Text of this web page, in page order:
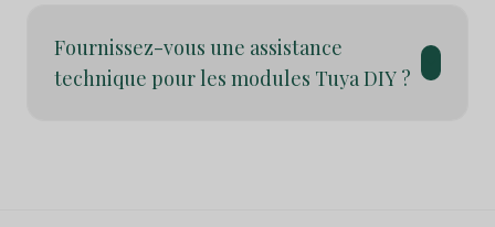
Fournissez-vous une assistance
technique pour les modules Tuya DIY ?